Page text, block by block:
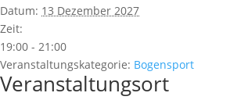
Datum: 13 Dezember 2027
Zeit:
19:00 - 21:00
Veranstaltungskategorie: Bogensport
Veranstaltungsort